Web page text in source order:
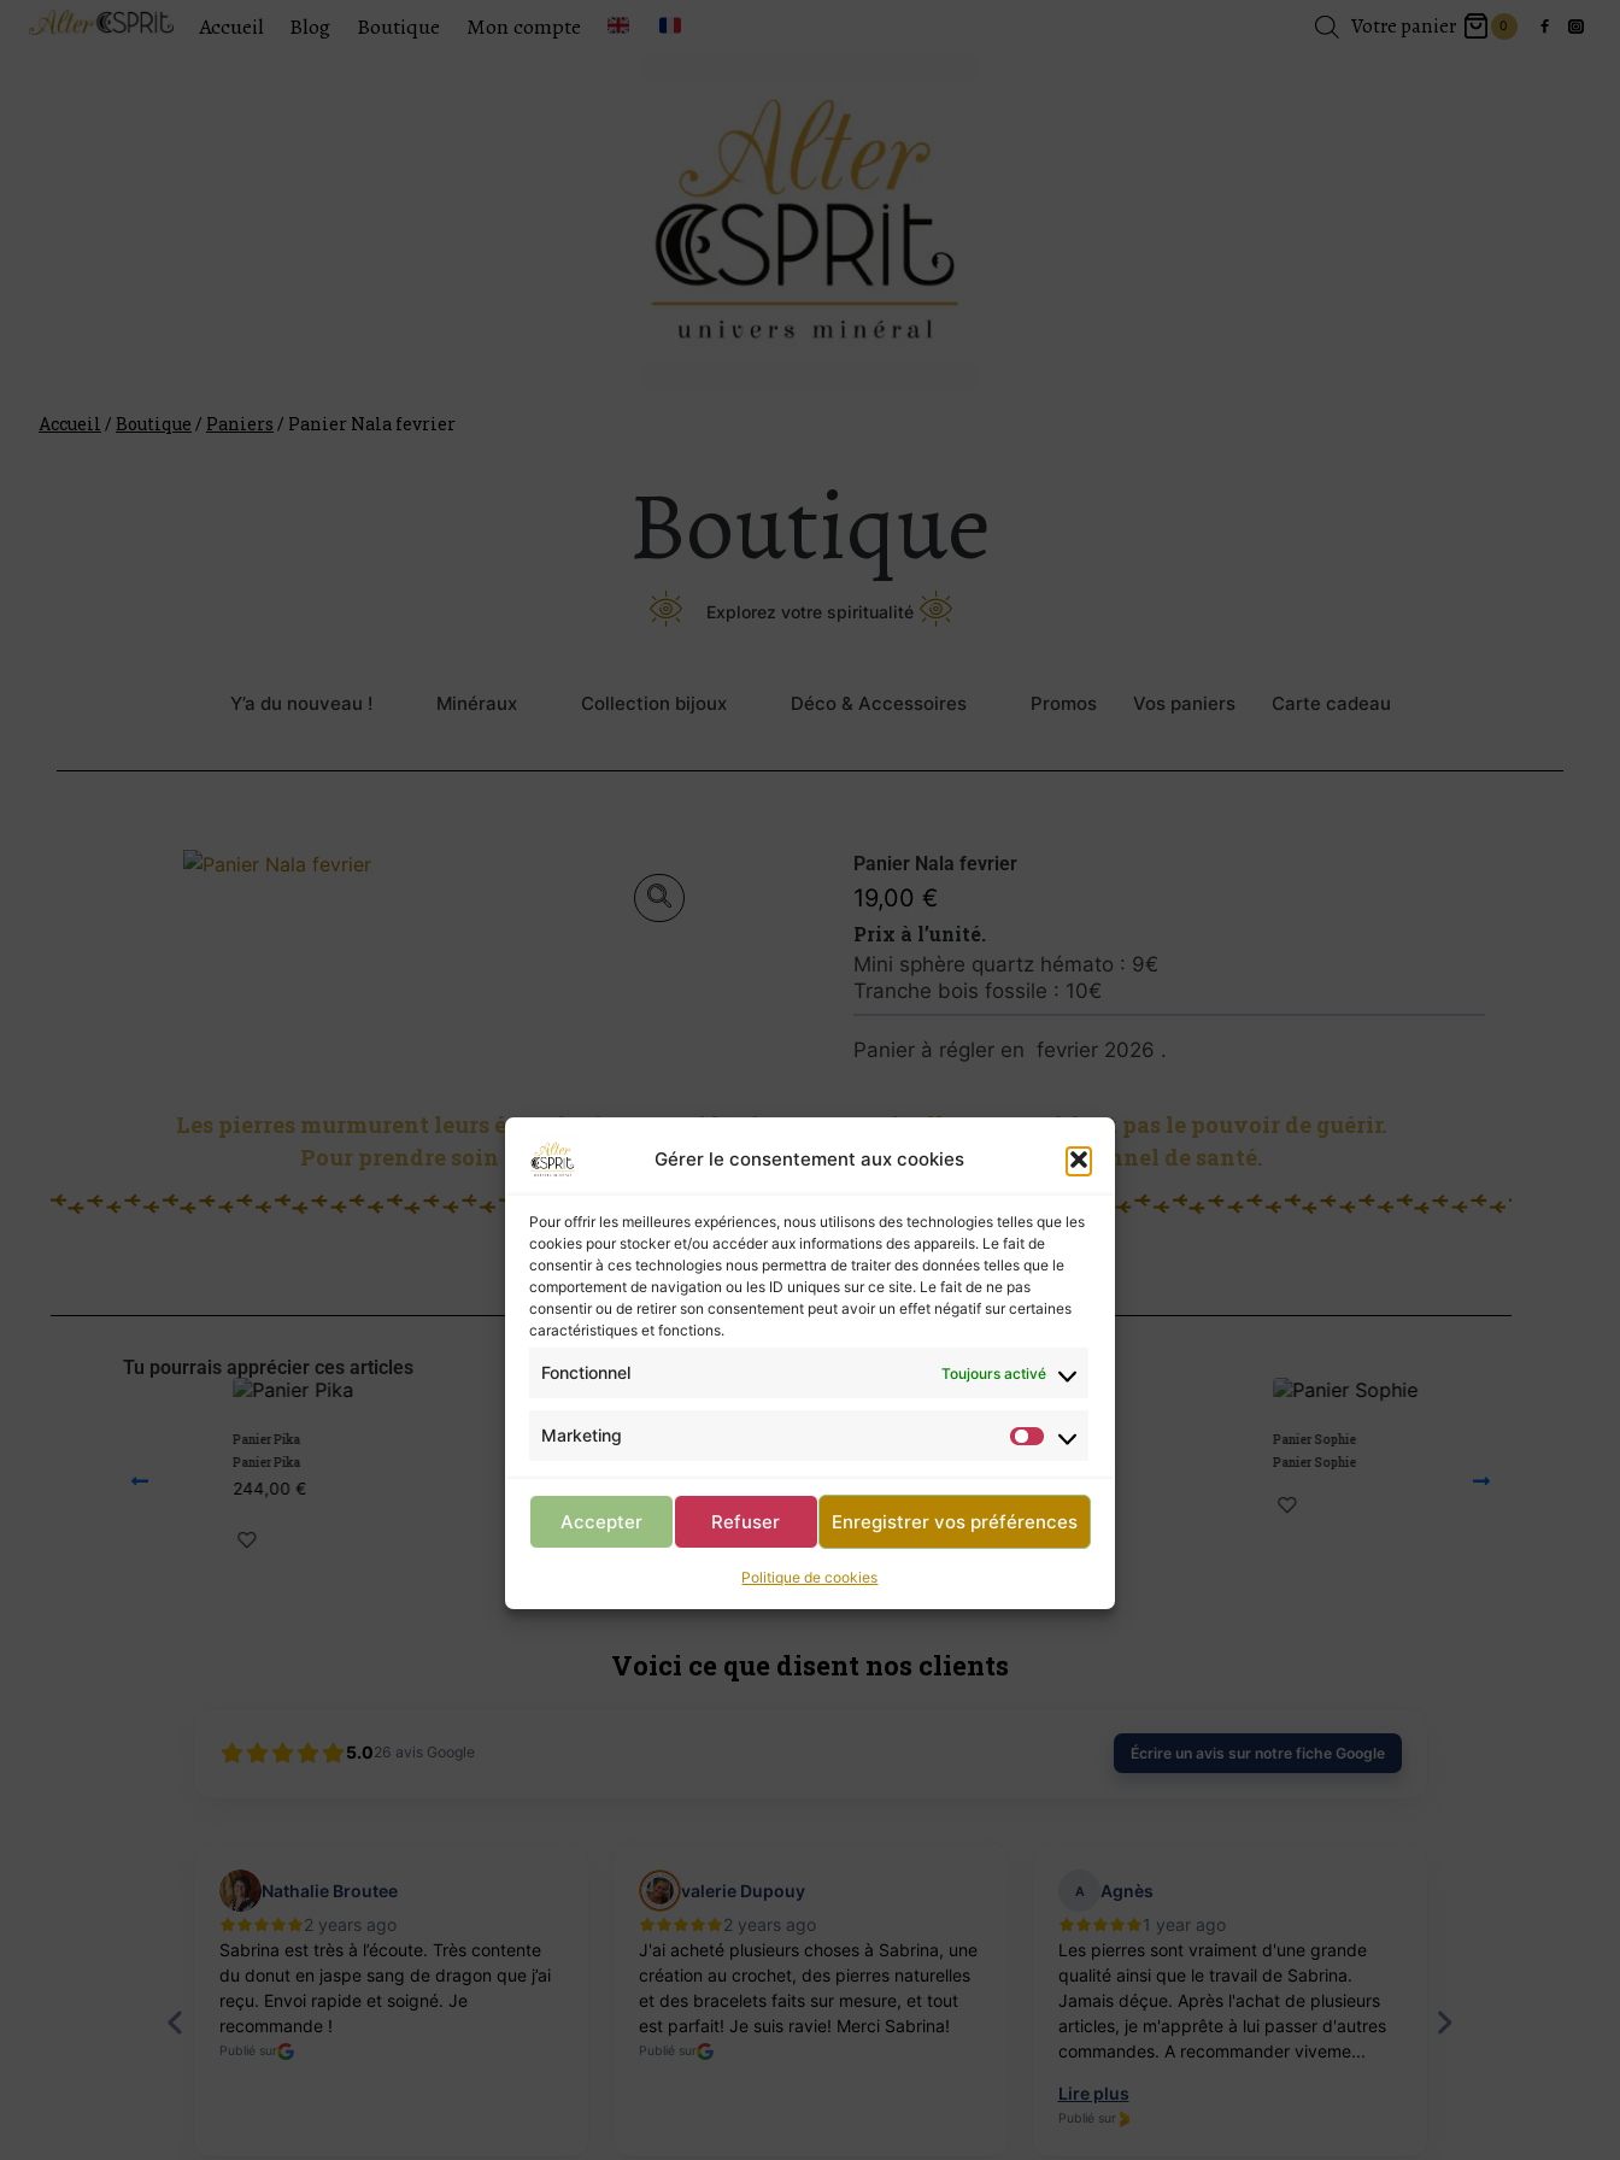
Gérer le consentement aux cookies
Pour offrir les meilleures expériences, nous utilisons des technologies telles que les
cookies pour stocker et/ou accéder aux informations des appareils. Le fait de
consentir à ces technologies nous permettra de traiter des données telles que le
comportement de navigation ou les ID uniques sur ce site. Le fait de ne pas
consentir ou de retirer son consentement peut avoir un effet négatif sur certaines
caractéristiques et fonctions.
Fonctionnel Toujours activé
Marketing
Accepter Refuser Enregistrer vos préférences
Politique de cookies
Accueil Blog Boutique Mon compte Votre panier 0
Accueil / Boutique / Paniers / Panier Nala fevrier
Boutique
Explorez votre spiritualité
Y’a du nouveau ! Minéraux Collection bijoux Déco & Accessoires Promos Vos paniers Carte cadeau
Panier Nala fevrier
19,00 €
Prix à l’unité.
Mini sphère quartz hémato : 9€
Tranche bois fossile : 10€
Panier à régler en fevrier 2026 .
Les pierres murmurent leurs énergies à ceux qui les écoutent, mais elles ne possèdent pas le pouvoir de guérir.
Pour prendre soin de vous, ne négligez pas la consultation d’un professionnel de santé.
Retour à la boutique
Tu pourrais apprécier ces articles
244,00
Panier Anne Paul
Voici ce que disent nos clients
5.026 avis Google Écrire un avis sur notre fiche Google
Nathalie Broutee
2 years ago
Sabrina est très à l’écoute. Très contente
du donut en jaspe sang de dragon que j’ai
reçu. Envoi rapide et soigné. Je
recommande !
Publié sur
valerie Dupouy
2 years ago
J'ai acheté plusieurs choses à Sabrina, une
création au crochet, des pierres naturelles
et des bracelets faits sur mesure, et tout
est parfait! Je suis ravie! Merci Sabrina!
Publié sur
A
Agnès
1 year ago
Les pierres sont vraiment d'une grande
qualité ainsi que le travail de Sabrina.
Jamais déçue. Après l'achat de plusieurs
articles, je m'apprête à lui passer d'autres
commandes. A recommander viveme...
Lire plus
Publié sur